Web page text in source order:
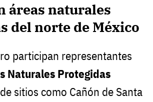
áreas naturales
del norte de México
participan representantes
Naturales Protegidas
sitios como Cañón de Santa